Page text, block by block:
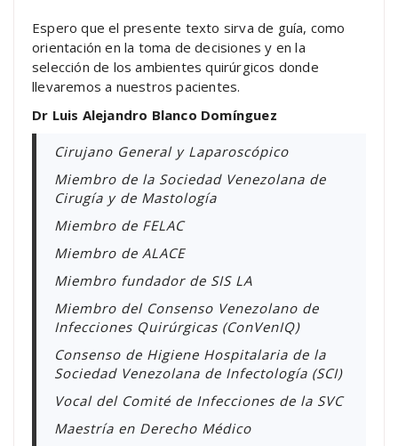
Espero que el presente texto sirva de guía, como
orientación en la toma de decisiones y en la
selección de los ambientes quirúrgicos donde
llevaremos a nuestros pacientes.
Dr Luis Alejandro Blanco Domínguez
Cirujano General y Laparoscópico
Miembro de la Sociedad Venezolana de
Cirugía y de Mastología
Miembro de FELAC
Miembro de ALACE
Miembro fundador de SIS LA
Miembro del Consenso Venezolano de
Infecciones Quirúrgicas (ConVenIQ)
Consenso de Higiene Hospitalaria de la
Sociedad Venezolana de Infectología (SCI)
Vocal del Comité de Infecciones de la SVC
Maestría en Derecho Médico